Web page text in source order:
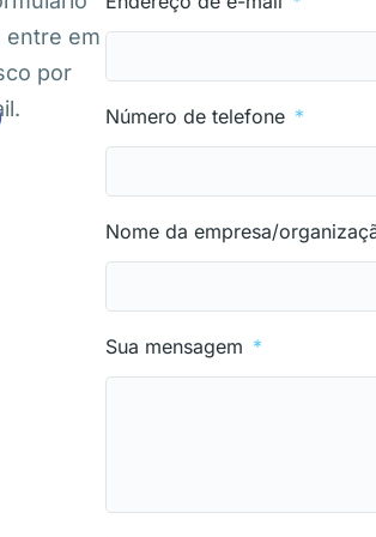
entre em
por
Número de telefone
Nome da empresa/
Sua mensagem